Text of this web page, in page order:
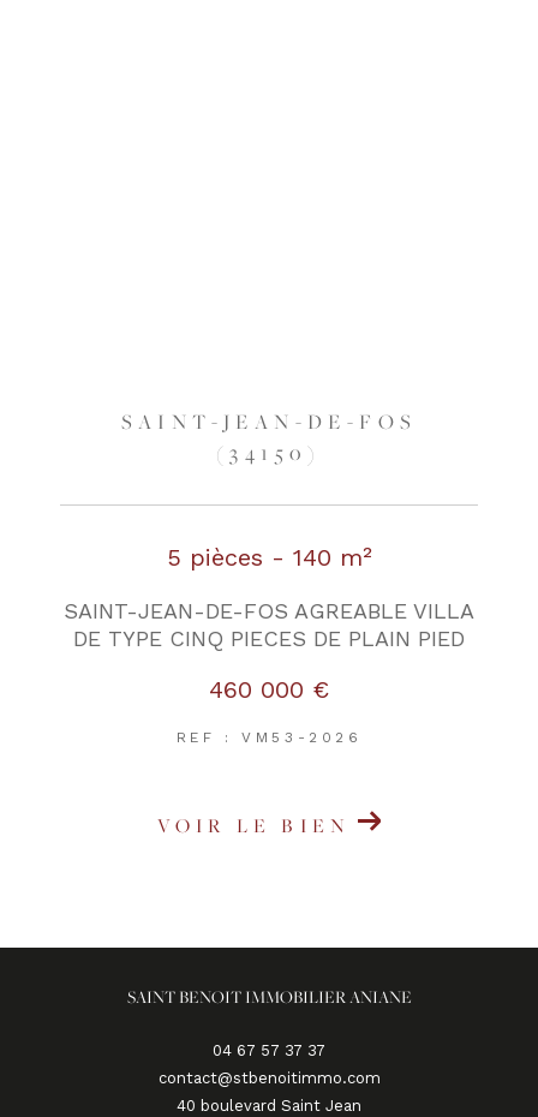
SAINT-JEAN-DE-FOS
(34150)
5 pièces - 140 m²
SAINT-JEAN-DE-FOS AGREABLE VILLA
DE TYPE CINQ PIECES DE PLAIN PIED
460 000 €
REF : VM53-2026
VOIR LE BIEN
SAINT BENOIT IMMOBILIER ANIANE
04 67 57 37 37
contact@stbenoitimmo.com
40 boulevard Saint Jean